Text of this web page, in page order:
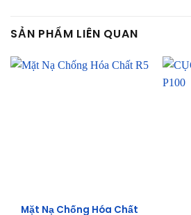
SẢN PHẨM LIÊN QUAN
Mặt Nạ Chống Hóa Chất